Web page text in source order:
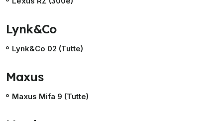
Lynk&Co
Lynk&Co 02 (Tutte)
Maxus
Maxus Mifa 9 (Tutte)